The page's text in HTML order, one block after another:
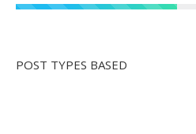
POST TYPES BASED